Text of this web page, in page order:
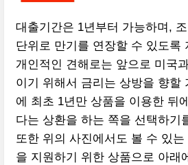
대출기간은 1년부터 가능하며,
단위로 만기를 연장할 수 있도록
개인적인 견해로는 앞으로 미국
이기 위해서 금리는 상방을 향할
에 최초 1년만 상품을 이용한 뒤
다는 상환을 하는 쪽을 선택하기
또한 위의 사진에서도 볼 수 있
을 지원하기 위한 상품으로 아래